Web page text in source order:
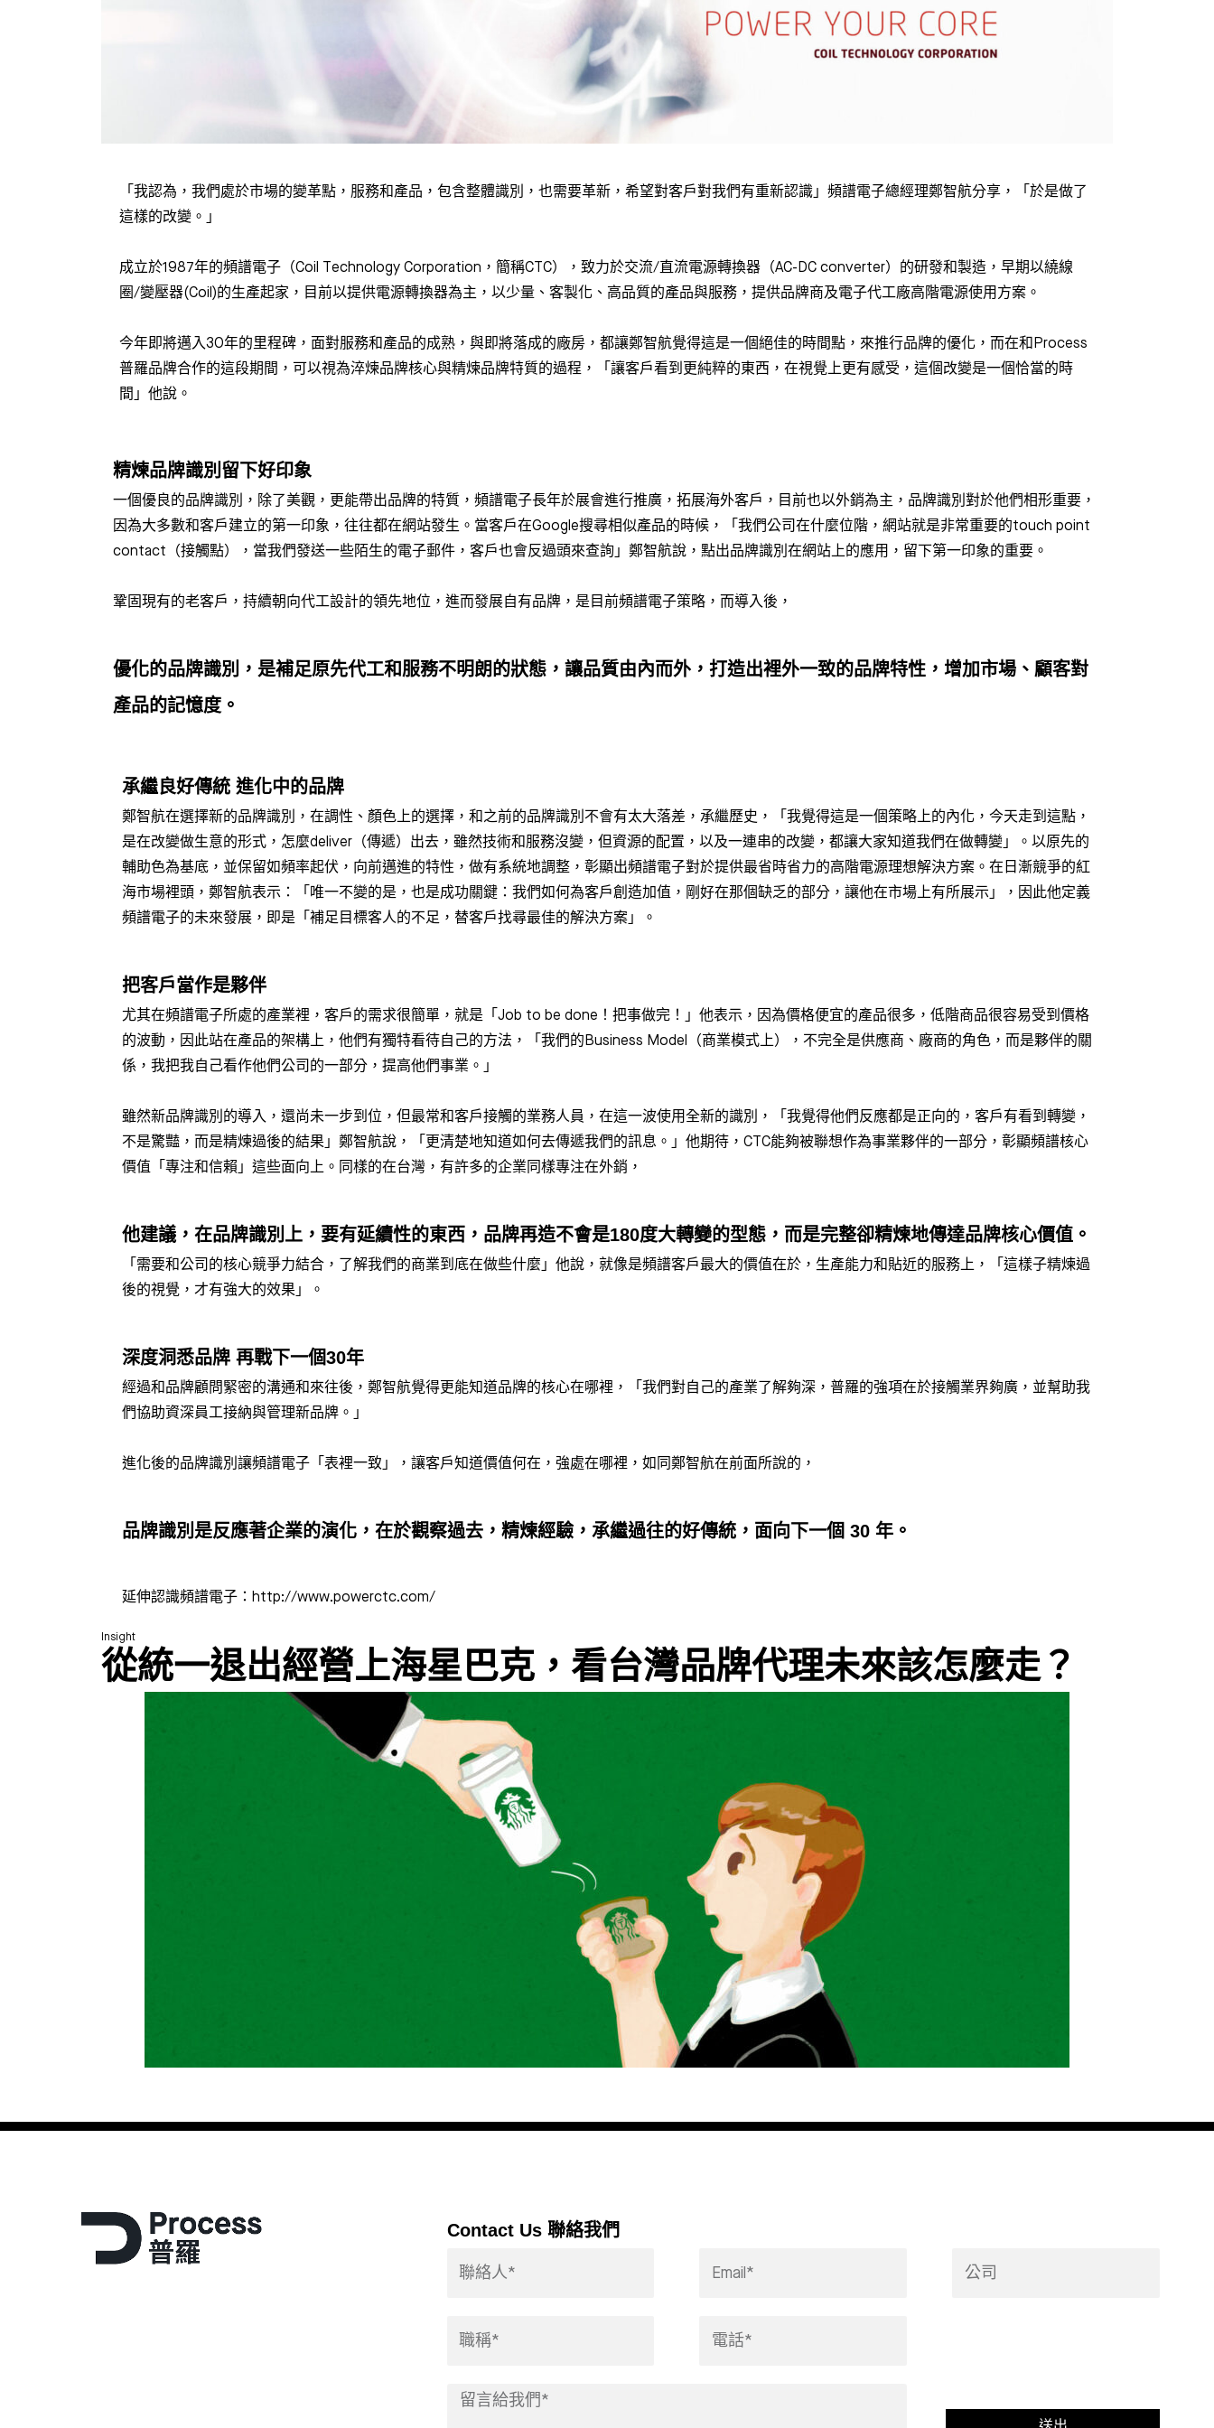
「我認為，我們處於市場的變革點，服務和產品，包含整體識別，也需要革新，希望對客戶對我們有重新認識」頻譜電子總經理鄭智航分享，「於是做了
這樣的改變。」
成立於1987年的頻譜電子（Coil Technology Corporation，簡稱CTC），致力於交流/直流電源轉換器（AC-DC converter）的研發和製造，早期以繞線
圈/變壓器(Coil)的生產起家，目前以提供電源轉換器為主，以少量、客製化、高品質的產品與服務，提供品牌商及電子代工廠高階電源使用方案。
今年即將邁入30年的里程碑，面對服務和產品的成熟，與即將落成的廠房，都讓鄭智航覺得這是一個絕佳的時間點，來推行品牌的優化，而在和Process
普羅品牌合作的這段期間，可以視為淬煉品牌核心與精煉品牌特質的過程，「讓客戶看到更純粹的東西，在視覺上更有感受，這個改變是一個恰當的時
間」他說。
精煉品牌識別留下好印象
一個優良的品牌識別，除了美觀，更能帶出品牌的特質，頻譜電子長年於展會進行推廣，拓展海外客戶，目前也以外銷為主，品牌識別對於他們相形重要，
因為大多數和客戶建立的第一印象，往往都在網站發生。當客戶在Google搜尋相似產品的時候，「我們公司在什麼位階，網站就是非常重要的touch point
contact（接觸點），當我們發送一些陌生的電子郵件，客戶也會反過頭來查詢」鄭智航說，點出品牌識別在網站上的應用，留下第一印象的重要。
鞏固現有的老客戶，持續朝向代工設計的領先地位，進而發展自有品牌，是目前頻譜電子策略，而導入後，
優化的品牌識別，是補足原先代工和服務不明朗的狀態，讓品質由內而外，打造出裡外一致的品牌特性，增加市場、顧客對
產品的記憶度。
承繼良好傳統 進化中的品牌
鄭智航在選擇新的品牌識別，在調性、顏色上的選擇，和之前的品牌識別不會有太大落差，承繼歷史，「我覺得這是一個策略上的內化，今天走到這點，
是在改變做生意的形式，怎麼deliver（傳遞）出去，雖然技術和服務沒變，但資源的配置，以及一連串的改變，都讓大家知道我們在做轉變」。以原先的
輔助色為基底，並保留如頻率起伏，向前邁進的特性，做有系統地調整，彰顯出頻譜電子對於提供最省時省力的高階電源理想解決方案。在日漸競爭的紅
海市場裡頭，鄭智航表示：「唯一不變的是，也是成功關鍵：我們如何為客戶創造加值，剛好在那個缺乏的部分，讓他在市場上有所展示」，因此他定義
頻譜電子的未來發展，即是「補足目標客人的不足，替客戶找尋最佳的解決方案」。
把客戶當作是夥伴
尤其在頻譜電子所處的產業裡，客戶的需求很簡單，就是「Job to be done！把事做完！」他表示，因為價格便宜的產品很多，低階商品很容易受到價格
的波動，因此站在產品的架構上，他們有獨特看待自己的方法，「我們的Business Model（商業模式上），不完全是供應商、廠商的角色，而是夥伴的關
係，我把我自己看作他們公司的一部分，提高他們事業。」
雖然新品牌識別的導入，還尚未一步到位，但最常和客戶接觸的業務人員，在這一波使用全新的識別，「我覺得他們反應都是正向的，客戶有看到轉變，
不是驚豔，而是精煉過後的結果」鄭智航說，「更清楚地知道如何去傳遞我們的訊息。」他期待，CTC能夠被聯想作為事業夥伴的一部分，彰顯頻譜核心
價值「專注和信賴」這些面向上。同樣的在台灣，有許多的企業同樣專注在外銷，
他建議，在品牌識別上，要有延續性的東西，品牌再造不會是180度大轉變的型態，而是完整卻精煉地傳達品牌核心價值。
「需要和公司的核心競爭力結合，了解我們的商業到底在做些什麼」他說，就像是頻譜客戶最大的價值在於，生產能力和貼近的服務上，「這樣子精煉過
後的視覺，才有強大的效果」。
深度洞悉品牌 再戰下一個30年
經過和品牌顧問緊密的溝通和來往後，鄭智航覺得更能知道品牌的核心在哪裡，「我們對自己的產業了解夠深，普羅的強項在於接觸業界夠廣，並幫助我
們協助資深員工接納與管理新品牌。」
進化後的品牌識別讓頻譜電子「表裡一致」，讓客戶知道價值何在，強處在哪裡，如同鄭智航在前面所說的，
品牌識別是反應著企業的演化，在於觀察過去，精煉經驗，承繼過往的好傳統，面向下一個 30 年。
延伸認識頻譜電子：http://www.powerctc.com/
Insight
從統一退出經營上海星巴克，看台灣品牌代理未來該怎麼走？
Contact Us 聯絡我們
Contactor*
Address*
Company
Title* Phone
Leave